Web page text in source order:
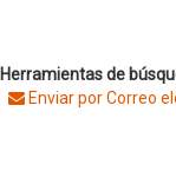
Herramientas de
Enviar por Correo